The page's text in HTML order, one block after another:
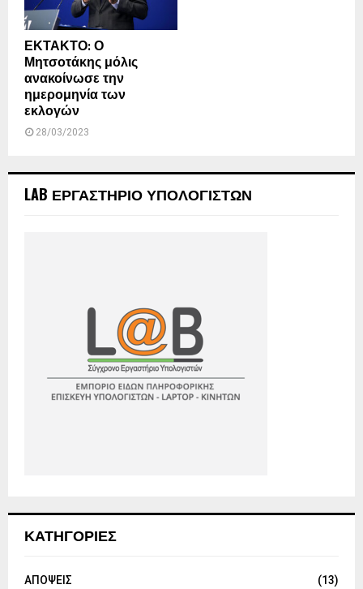
ΕΚΤΑΚΤΟ: Ο
Μητσοτάκης μόλις
ανακοίνωσε την
ημερομηνία των
εκλογών
28/03/2023
LAB ΕΡΓΑΣΤΗΡΙΟ ΥΠΟΛΟΓΙΣΤΩΝ
ΚΑΤΗΓΟΡΙΕΣ
ΑΠΟΨΕΙΣ
(13)